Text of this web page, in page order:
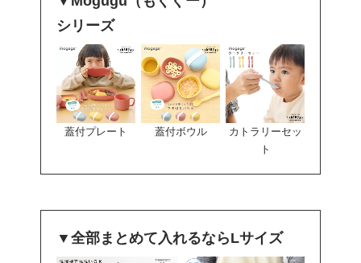
シリーズ
蓋付プレート 蓋付ボウル
カトラリーセッ
ト
▼全部まとめて入れるならLサイズ